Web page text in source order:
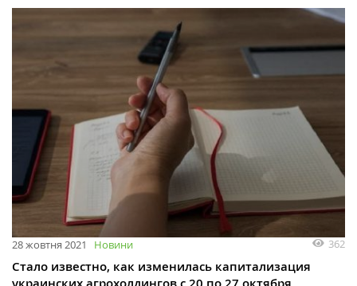
28 жовтня 2021 Новини 362
Стало известно, как изменилась капитализация